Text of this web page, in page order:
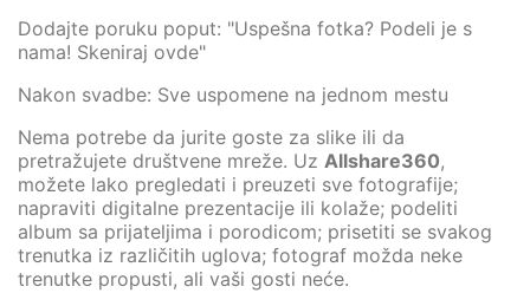
Dodajte poruku poput: "Uspešna fotka? Podeli je s
nama! Skeniraj ovde"
Nakon svadbe: Sve uspomene na jednom mestu
Nema potrebe da jurite goste za slike ili da
pretražujete društvene mreže. Uz Allshare360,
možete lako pregledati i preuzeti sve fotografije;
napraviti digitalne prezentacije ili kolaže; podeliti
album sa prijateljima i porodicom; prisetiti se svakog
trenutka iz različitih uglova; fotograf možda neke
trenutke propusti, ali vaši gosti neće.